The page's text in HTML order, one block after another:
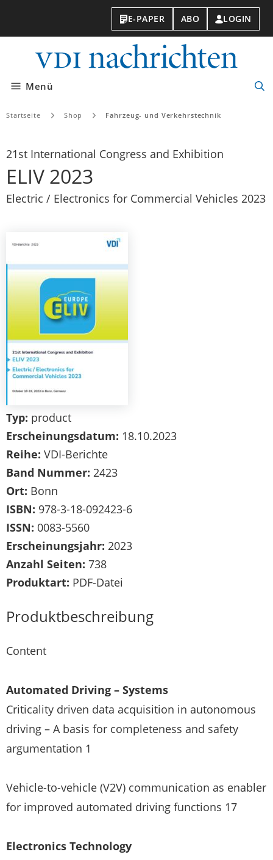
E-PAPER ABO LOGIN
Menü
Startseite Shop Fahrzeug- und Verkehrstechnik
21st International Congress and Exhibition
ELIV 2023
Electric / Electronics for Commercial Vehicles 2023
Typ: product
Erscheinungsdatum: 18.10.2023
Reihe: VDI-Berichte
Band Nummer: 2423
Ort: Bonn
ISBN: 978-3-18-092423-6
ISSN: 0083-5560
Erscheinungsjahr: 2023
Anzahl Seiten: 738
Produktart: PDF-Datei
Produktbeschreibung
Content
Automated Driving – Systems
Criticality driven data acquisition in autonomous
driving – A basis for completeness and safety
argumentation 1
Vehicle-to-vehicle (V2V) communication as enabler
for improved automated driving functions 17
Electronics Technology